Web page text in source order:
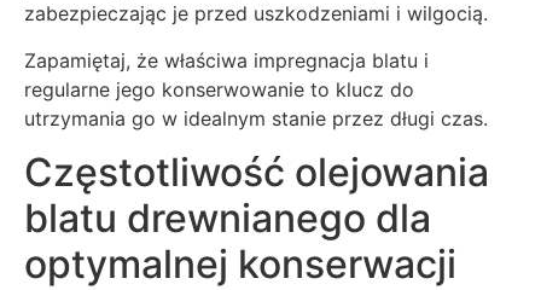
zabezpieczając je przed uszkodzeniami i wilgocią.
Zapamiętaj, że właściwa impregnacja blatu i
regularne jego konserwowanie to klucz do
utrzymania go w idealnym stanie przez długi czas.
Częstotliwość olejowania
blatu drewnianego dla
optymalnej konserwacji